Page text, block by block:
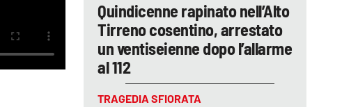
Quindicenne rapinato nell’Alto
Tirreno cosentino, arrestato
un ventiseienne dopo l’allarme
al 112
TRAGEDIA SFIORATA